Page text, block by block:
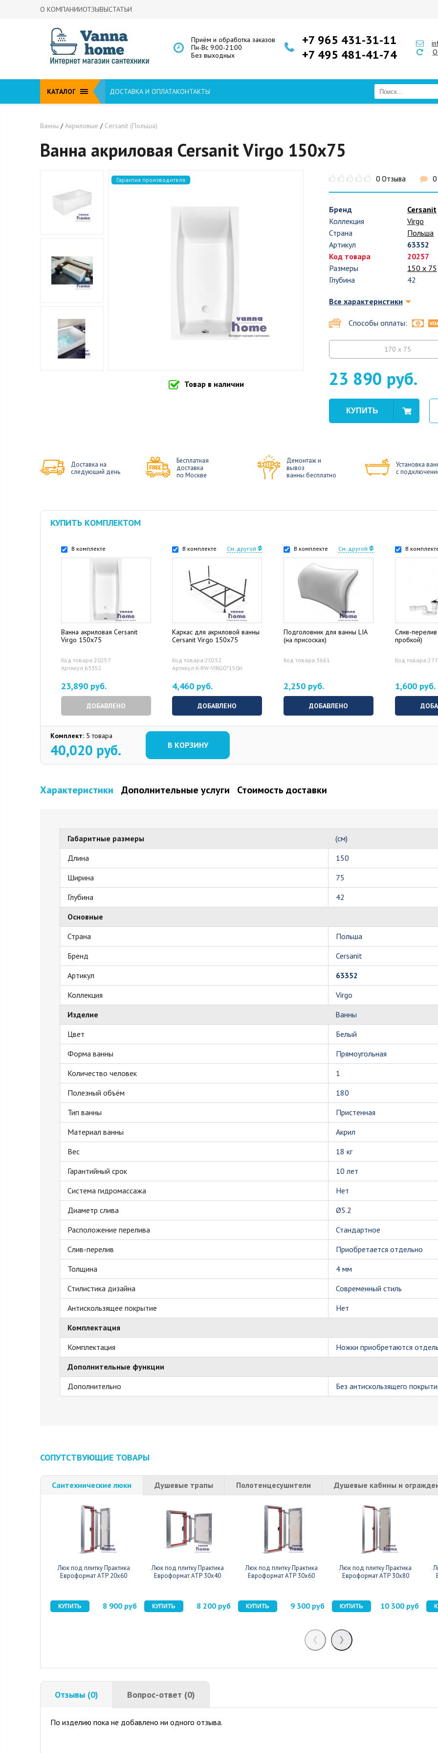
О КОМПАНИИОТЗЫВЫСТАТЬИ
Приём и обработка заказов
Пн-Вс 9:00-21:00
Без выходных
+7 965 431-31-11
+7 495 481-41-74
КАТАЛОГ ДОСТАВКА И ОПЛАТАКОНТАКТЫ
Ванны /Акриловые / Cersanit (Польша)
Ванна акриловая Cersanit Virgo 150x75
Гарантия производителя
Товар в наличии
0 Отзыва 0
Бренд
Cersanit
Коллекция
Virgo
Страна
Польша
Артикул
63352
Код товара
20257
Размеры
150 х 75
Глубина
42
Все характеристики
Способы оплаты:
170 x 75
23 890 руб.
Доставка на
следующий день
Бесплатная
доставка
по Москве
Демонтаж и
вывоз
ванны бесплатно
Установка
с
КУПИТЬ КОМПЛЕКТОМ
В комплекте
Ванна акриловая Cersanit
Virgo 150x75
Код товара:20257
Артикул:63352
23,890 руб.
ДОБАВЛЕНО
В комплекте См. другой
Каркас для акриловой ванны
Cersanit Virgo 150x75
Код товара:20252
Артикул:K-RW-VIRGO*150n
4,460 руб.
ДОБАВЛЕНО
В комплекте См. другой
Подголовник для ванны LIA
(на присосках)
Код товара:3661
2,250 руб.
ДОБАВЛЕНО
В
Слив-
пробкой)
Код
1,600 руб.
Комплект: 5 товара
40,020 руб. В КОРЗИНУ
Характеристики Дополнительные услуги Стоимость доставки
Габаритные размеры
(см)
Длина
150
Ширина
75
Глубина
42
Основные
Страна
Польша
Бренд
Cersanit
Артикул
63352
Коллекция
Virgo
Изделие
Ванны
Цвет
Белый
Форма ванны
Прямоугольная
Количество человек
1
Полезный объём
180
Тип ванны
Пристенная
Материал ванны
Акрил
Вес
18 кг
Гарантийный срок
10 лет
Система гидромассажа
Нет
Диаметр слива
Ø5.2
Расположение перелива
Стандартное
Слив-перелив
Приобретается отдельно
Толщина
4 мм
Стилистика дизайна
Современный стиль
Антискользящее покрытие
Нет
Комплектация
Комплектация
Ножки приобретаются
Дополнительные функции
Дополнительно
Без антискользящего
СОПУТСТВУЮЩИЕ ТОВАРЫ
Сантехнические люки Душевые трапы Полотенцесушители Душевые кабины и
Люк под плитку Практика
Евроформат АТР 20x60
8 900 руб
Люк под плитку Практика
Евроформат АТР 30x40
8 200 руб
Люк под плитку Практика
Евроформат АТР 30x60
9 300 руб
Люк под плитку Практика
Евроформат АТР 30x80
10 300 руб
Отзывы (0) Вопрос-ответ (0)
По изделию пока не добавлено ни одного отзыва.